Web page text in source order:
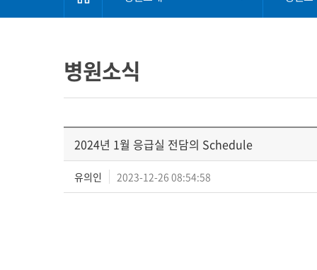
병원소식
2024년 1월 응급실 전담의 Schedule
유의인 2023-12-26 08:54:58